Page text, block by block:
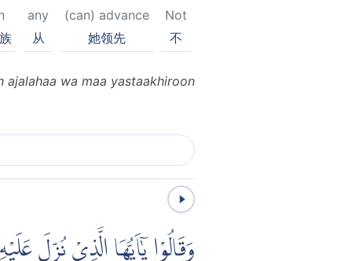
Not
不
(can) advance
她领先
any
从
ajalahaa wa maa yastaakhiroon
وَقَالُوْا يٰٓاَيُّهَا الَّذِيْ نُزِّلَ